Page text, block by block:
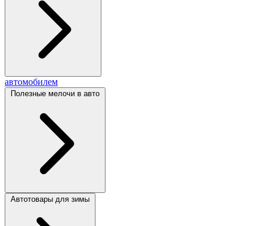
автомобилем
Полезные мелочи в авто
Автотовары для зимы